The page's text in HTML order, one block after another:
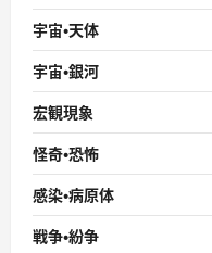
宇宙・天体
宇宙・銀河
宏観現象
怪奇・恐怖
感染・病原体
戦争・紛争